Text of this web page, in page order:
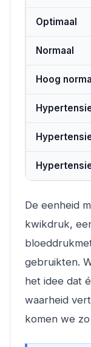
Optimaal
Normaal
Hoog
De eenheid
kwikdruk,
gebruikten.
het idee dat
waarheid
komen we